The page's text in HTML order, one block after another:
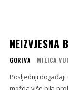
NEIZVJESNA
GORIVA MILICA
Posljednji
možda više bila